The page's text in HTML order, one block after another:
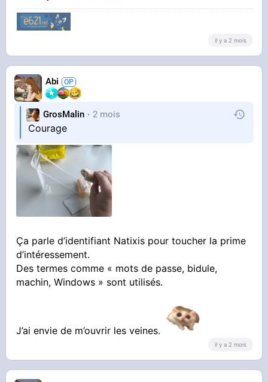
il y a 2 mois
Abi
GrosMalin 2 mois
Courage
Ça parle d’identifiant Natixis pour toucher la prime
d’intéressement.
Des termes comme « mots de passe, bidule,
machin, Windows » sont utilisés.
J’ai envie de m’ouvrir les veines.
il y a 2 mois